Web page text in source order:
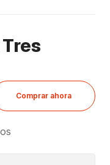
Comprar ahora